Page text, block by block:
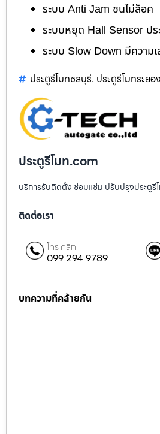
ระบบ Anti Jam ชนไม่ล็อค
ระบบหยุด Hall Sensor ป
ระบบ Slow Down มีความ
ประตูรีโมทชลบุรี, ประตูรีโมทระยอง
ประตูรีโมท.com
บริการรับติดตั้ง ซ่อมแซ่ม ปรับปรุงประตูรี
ติดต่อเรา
โทร คลิก
099 294 9789
บทความที่คล้ายกัน